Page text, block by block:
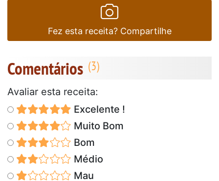
Fez esta receita? Compartilhe
Comentários
Avaliar esta receita:
Excelente !
Muito Bom
Bom
Médio
Mau